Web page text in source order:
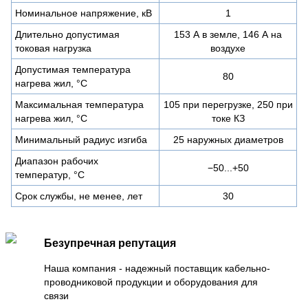
Номинальное напряжение, кВ
1
Длительно допустимая
токовая нагрузка
153 А в земле, 146 А на
воздухе
Допустимая температура
нагрева жил, °C
80
Максимальная температура
нагрева жил, °C
105 при перегрузке, 250 при
токе КЗ
Минимальный радиус изгиба
25 наружных диаметров
Диапазон рабочих
температур, °C
−50...+50
Срок службы, не менее, лет 30
Безупречная репутация
Наша компания - надежный поставщик кабельно-
проводниковой продукции и оборудования для
связи